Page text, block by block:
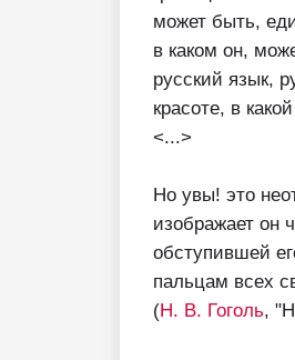
может быть,
в каком он,
русский язык,
красоте, в
<...>
Но увы! это
изображает он
обступившей
пальцам всех
(Н. В. Гоголь,